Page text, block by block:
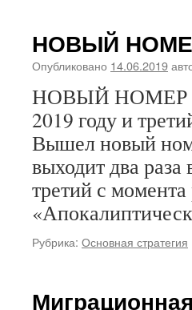
НОВЫЙ
Опубликовано 14.06.2019
НОВЫЙ НОМЕР
2019 году и
Вышел новый
выходит два раза
третий с
Рубрика: Основная стратегия